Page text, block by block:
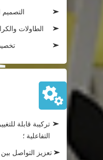
الطاولات
تأثير:
تركيبة قابلة
التفاعلية ؛
تعزيز التواصل